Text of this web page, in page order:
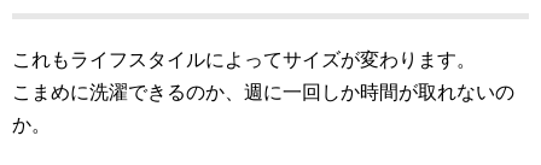
これもライフスタイルによってサイズが変わります。
こまめに洗濯できるのか、週に一回しか時間が取れないの
か。